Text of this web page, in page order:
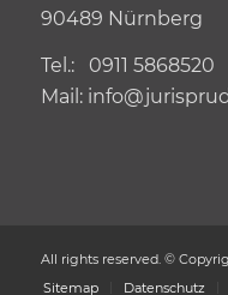
90489 Nürnberg
Tel.: 0911 5868520
Mail:
All rights reserved. ©
Sitemap
Datenschutz